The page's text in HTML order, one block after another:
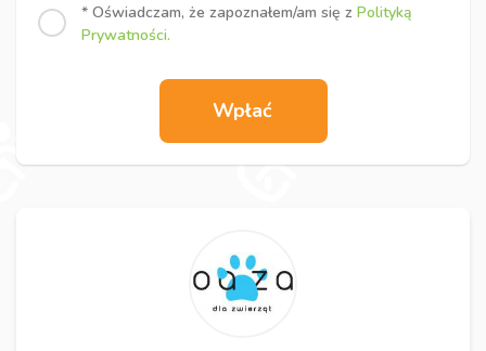
* Oświadczam, że zapoznałem/am się z Polityką
Prywatności.
Wpłać